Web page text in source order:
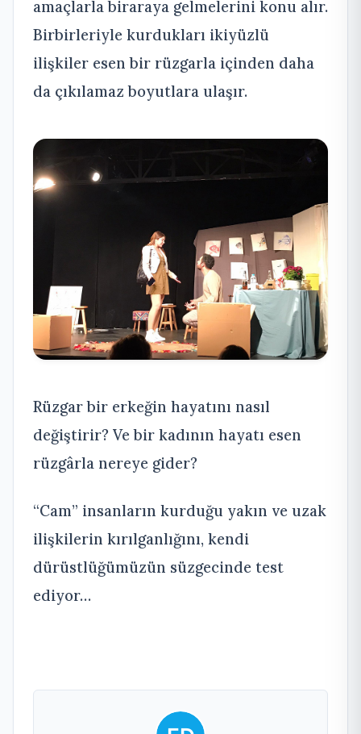
amaçlarla biraraya gelmelerini konu alır.
Birbirleriyle kurdukları ikiyüzlü
ilişkiler esen bir rüzgarla içinden daha
da çıkılamaz boyutlara ulaşır.
Rüzgar bir erkeğin hayatını nasıl
değiştirir? Ve bir kadının hayatı esen
rüzgârla nereye gider?
“Cam” insanların kurduğu yakın ve uzak
ilişkilerin kırılganlığını, kendi
dürüstlüğümüzün süzgecinde test
ediyor…